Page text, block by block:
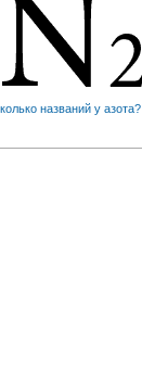
названий у азота?